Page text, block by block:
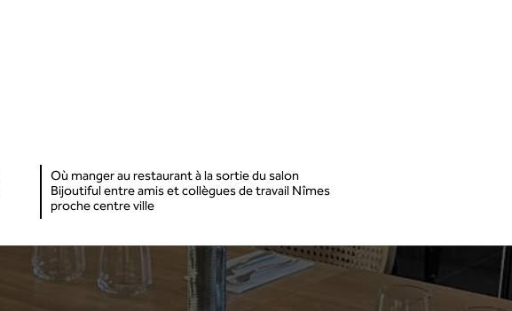
Où manger au restaurant à la sortie du salon
Bijoutiful entre amis et collègues de travail Nîmes
proche centre ville